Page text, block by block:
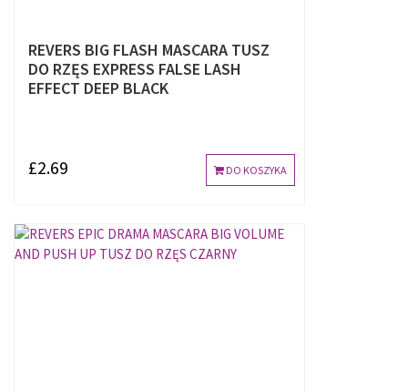
REVERS BIG FLASH MASCARA TUSZ
DO RZĘS EXPRESS FALSE LASH
EFFECT DEEP BLACK
£2.69 DO KOSZYKA